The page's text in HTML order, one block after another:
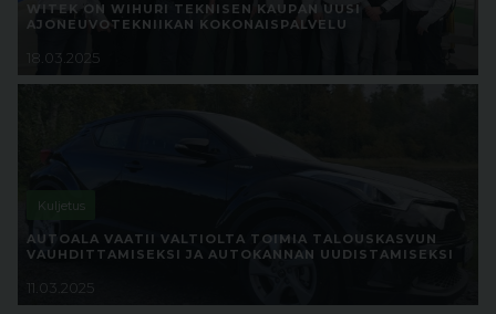
WITEK ON WIHURI TEKNISEN KAUPAN UUSI
AJONEUVOTEKNIIKAN KOKONAISPALVELU
18.03.2025
Kuljetus
AUTOALA VAATII VALTIOLTA TOIMIA TALOUSKASVUN
VAUHDITTAMISEKSI JA AUTOKANNAN UUDISTAMISEKSI
11.03.2025